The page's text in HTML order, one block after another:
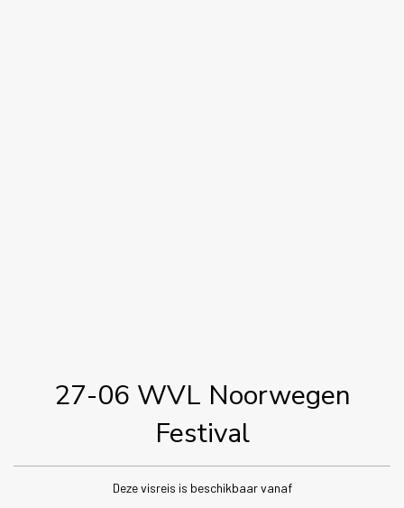
27-06 WVL Noorwegen
Festival
Deze visreis is beschikbaar vanaf